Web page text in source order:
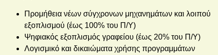
Προμήθεια νέων σύγχρονων μηχανημάτων και λοιπού
εξοπλισμού (έως 100% του Π/Υ)
Ψηφιακός εξοπλισμός γραφείου (έως 20% του Π/Υ)
Λογισμικό και δικαιώματα χρήσης προγραμμάτων